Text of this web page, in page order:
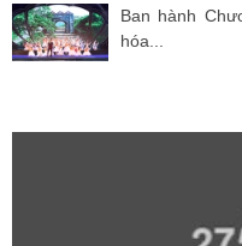
Ban hành
hóa...